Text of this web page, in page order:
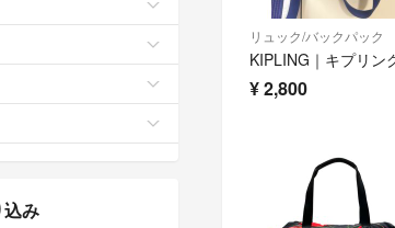
リュック/バックパック
¥2,800
み